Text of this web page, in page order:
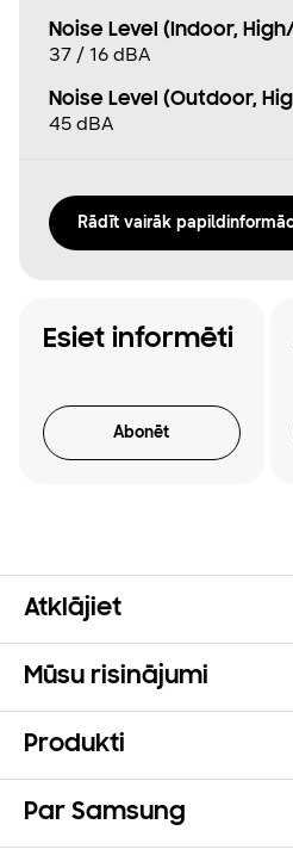
Noise Level (Indoor,
37 / 16 dBA
Noise Level (Outdoor,
45 dBA
Rādīt vairāk
Esiet informēti
Abonēt
Atklājiet
Mūsu risinājumi
Produkti
Par Samsung